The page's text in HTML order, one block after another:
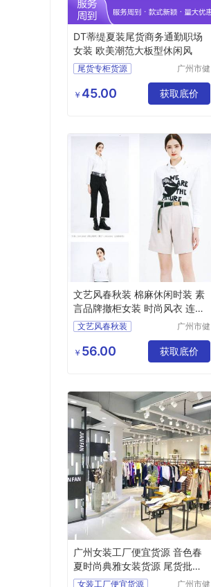
DT蒂缇夏装尾货商务通勤职场
女装 欧美潮范大板型休闲风
尾货专柜货源
商务通勤职场女装
女装
广州市健
限公司
￥ 45.00 获取底价
文艺风春秋装 棉麻休闲时装 素
言品牌撤柜女装 时尚风衣 连衣
裙走份
文艺风春秋装
素言品牌撤柜女装
广州市健
限公司
￥ 56.00 获取底价
广州女装工厂便宜货源 音色春
夏时尚典雅女装货源 尾货批发
市场
女装工厂便宜货源 广州市健